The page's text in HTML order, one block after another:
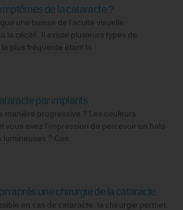
de la cataracte ?
une baisse de l’acuité visuelle
la cécité. Il existe plusieurs types de
plus fréquente étant la
par implants
manière progressive ? Les couleurs
vous avez l’impression de percevoir un halo
lumineuses ? Ces
après une chirurgie de la cataracte
en cas de cataracte, la chirurgie permet